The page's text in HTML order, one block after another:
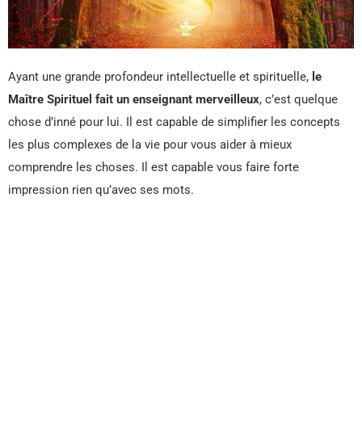
Ayant une grande profondeur intellectuelle et spirituelle, le
Maître Spirituel fait un enseignant merveilleux, c’est quelque
chose d’inné pour lui. Il est capable de simplifier les concepts
les plus complexes de la vie pour vous aider à mieux
comprendre les choses. Il est capable vous faire forte
impression rien qu’avec ses mots.